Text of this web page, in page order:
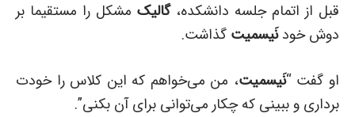
قبل از اتمام جلسه دانشکده،گالیک مشکل را مستقیما بر
دوش خودنَیسمیت گذاشت.
او گفت “نَیسمیت، من می‌خواهم که این کلاس را خودت
برداری و ببینی که چکار می‌توانی برای آن بکنی”.